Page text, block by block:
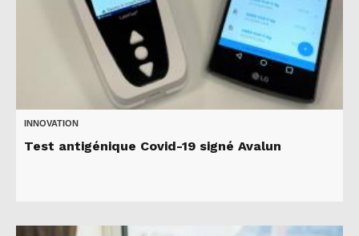
INNOVATION
Test antigénique Covid-19 signé Avalun